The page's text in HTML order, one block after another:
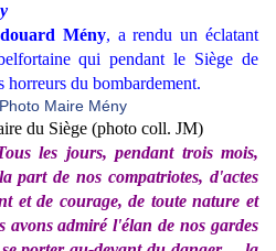
Mény, a rendu un éclatant
qui pendant le Siège de
horreurs du bombardement.
du Siège (photo coll. JM)
les jours, pendant trois mois,
part de nos compatriotes, d'actes
et de courage, de toute nature et
avons admiré l'élan de nos gardes